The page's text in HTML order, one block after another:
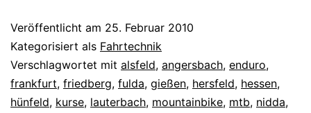
Veröffentlicht am 25. Februar 2010
Kategorisiert als Fahrtechnik
Verschlagwortet mit alsfeld, angersbach, enduro,
frankfurt, friedberg, fulda, gießen, hersfeld, hessen,
hünfeld, kurse, lauterbach, mountainbike, mtb, nidda,